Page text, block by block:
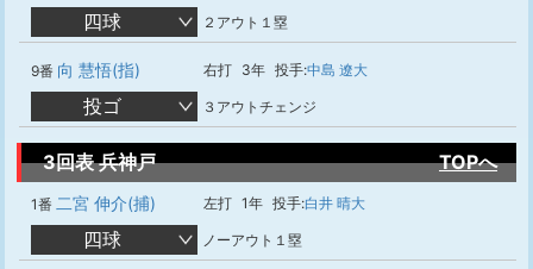
四球 ２アウト１塁
9番 向 慧悟(指) 右打 3年 投手:中島 遼大
投ゴ ３アウトチェンジ
3回表 兵神戸 TOPへ
1番 二宮 伸介(捕) 左打 1年 投手:白井 晴大
四球 ノーアウト１塁